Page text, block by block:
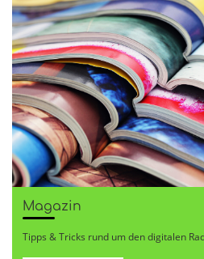
Magazin
Tipps & Tricks rund um den digitalen